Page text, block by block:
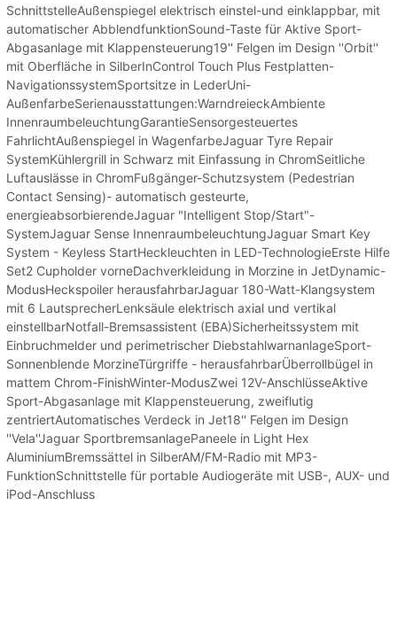
SchnittstelleAußenspiegel elektrisch einstel-und einklappbar, mit
automatischer AbblendfunktionSound-Taste für Aktive Sport-
Abgasanlage mit Klappensteuerung19'' Felgen im Design ''Orbit''
mit Oberfläche in SilberInControl Touch Plus Festplatten-
NavigationssystemSportsitze in LederUni-
AußenfarbeSerienausstattungen:WarndreieckAmbiente
InnenraumbeleuchtungGarantieSensorgesteuertes
FahrlichtAußenspiegel in WagenfarbeJaguar Tyre Repair
SystemKühlergrill in Schwarz mit Einfassung in ChromSeitliche
Luftauslässe in ChromFußgänger-Schutzsystem (Pedestrian
Contact Sensing)- automatisch gesteurte,
energieabsorbierendeJaguar "Intelligent Stop/Start"-
SystemJaguar Sense InnenraumbeleuchtungJaguar Smart Key
System - Keyless StartHeckleuchten in LED-TechnologieErste Hilfe
Set2 Cupholder vorneDachverkleidung in Morzine in JetDynamic-
ModusHeckspoiler herausfahrbarJaguar 180-Watt-Klangsystem
mit 6 LautsprecherLenksäule elektrisch axial und vertikal
einstellbarNotfall-Bremsassistent (EBA)Sicherheitssystem mit
Einbruchmelder und perimetrischer DiebstahlwarnanlageSport-
Sonnenblende MorzineTürgriffe - herausfahrbarÜberrollbügel in
mattem Chrom-FinishWinter-ModusZwei 12V-AnschlüsseAktive
Sport-Abgasanlage mit Klappensteuerung, zweiflutig
zentriertAutomatisches Verdeck in Jet18'' Felgen im Design
''Vela''Jaguar SportbremsanlagePaneele in Light Hex
AluminiumBremssättel in SilberAM/FM-Radio mit MP3-
FunktionSchnittstelle für portable Audiogeräte mit USB-, AUX- und
iPod-Anschluss